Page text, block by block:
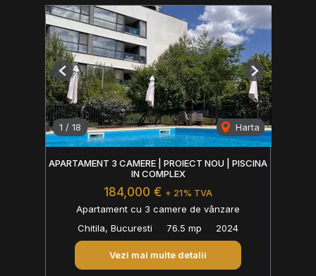
1 / 18 Harta
Previous Next
APARTAMENT 3 CAMERE | PROIECT NOU | PISCINA
IN COMPLEX
184,000 € + 21% TVA
Apartament cu 3 camere de vânzare
Chitila, Bucuresti
76.5 mp 2024
Vezi mai multe detalii